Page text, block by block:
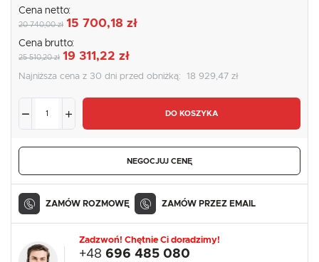
Cena netto:
20 740,00 zł 15 700,18 zł
Cena brutto:
25 510,20 zł 19 311,22 zł
Najniższa cena z 30 dni przed obniżką: 18 929,47 zł
DO KOSZYKA
NEGOCJUJ CENĘ
ZAMÓW ROZMOWĘ ZAMÓW PRZEZ EMAIL
Zadzwoń! Chętnie Ci doradzimy!
+48 696 485 080